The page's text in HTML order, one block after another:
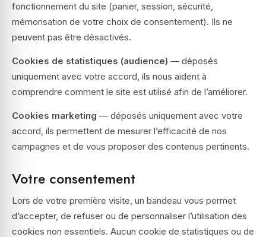
fonctionnement du site (panier, session, sécurité,
mémorisation de votre choix de consentement). Ils ne
peuvent pas être désactivés.
Cookies de statistiques (audience) — déposés
uniquement avec votre accord, ils nous aident à
comprendre comment le site est utilisé afin de l’améliorer.
Cookies marketing — déposés uniquement avec votre
accord, ils permettent de mesurer l’efficacité de nos
campagnes et de vous proposer des contenus pertinents.
Votre consentement
Lors de votre première visite, un bandeau vous permet
d’accepter, de refuser ou de personnaliser l’utilisation des
cookies non essentiels. Aucun cookie de statistiques ou de